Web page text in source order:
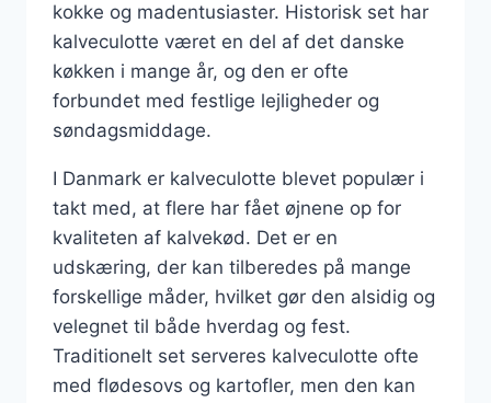
kokke og madentusiaster. Historisk set har
kalveculotte været en del af det danske
køkken i mange år, og den er ofte
forbundet med festlige lejligheder og
søndagsmiddage.
I Danmark er kalveculotte blevet populær i
takt med, at flere har fået øjnene op for
kvaliteten af kalvekød. Det er en
udskæring, der kan tilberedes på mange
forskellige måder, hvilket gør den alsidig og
velegnet til både hverdag og fest.
Traditionelt set serveres kalveculotte ofte
med flødesovs og kartofler, men den kan